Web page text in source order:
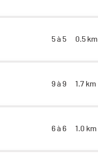
5 à 5 0.5 km
9 à 9 1.7 km
6 à 6 1.0 km